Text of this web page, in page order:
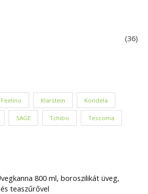
(36)
Feelino Klarstein Kondela
SAGE Tchibo Tescoma
800 ml, boroszilikát üveg,
teaszűrővel